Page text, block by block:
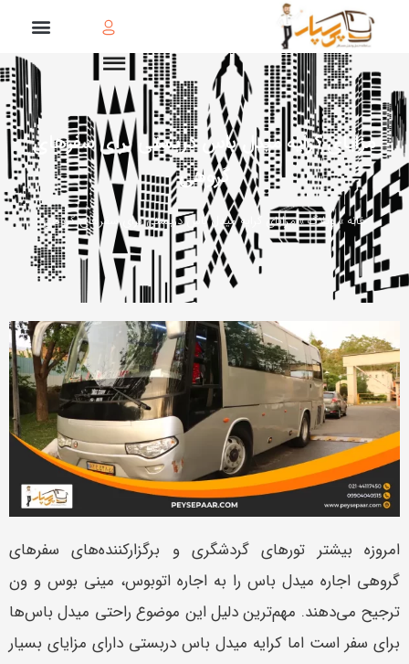
مزایای کرایه میدل باس دربستی برای سفرهای
گروهی
خانه»وبلاگ»مزایای کرایه میدل باس دربستی برای سفرهای گروهی
امروزه بیشتر تورهای گردشگری و برگزارکننده‌های سفرهای
گروهی اجاره میدل باس را به اجاره اتوبوس، مینی بوس و ون
ترجیح می‌دهند. مهم‌ترین دلیل این موضوع راحتی میدل باس‌ها
برای سفر است اما کرایه میدل باس دربستی دارای مزایای بسیار